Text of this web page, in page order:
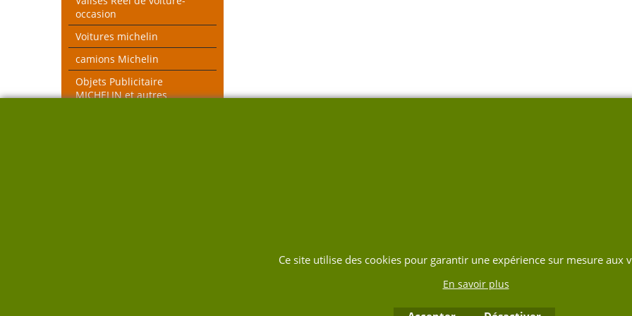
occasion
Voitures michelin
camions Michelin
Objets Publicitaire
MICHELIN et autres
Ce site utilise des cookies pour garantir une expérience sur mesure aux
En savoir plus